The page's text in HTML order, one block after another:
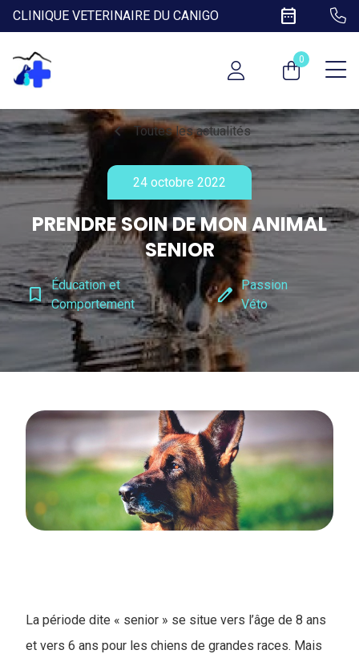
CLINIQUE VETERINAIRE DU CANIGO date_range
0
chevron_left Toutes les actualités
24 octobre 2022
PRENDRE SOIN DE MON ANIMAL
SENIOR
bookmark_border Éducation et
Comportement
edit Passion
Véto
La période dite « senior » se situe vers l’âge de 8 ans
et vers 6 ans pour les chiens de grandes races. Mais